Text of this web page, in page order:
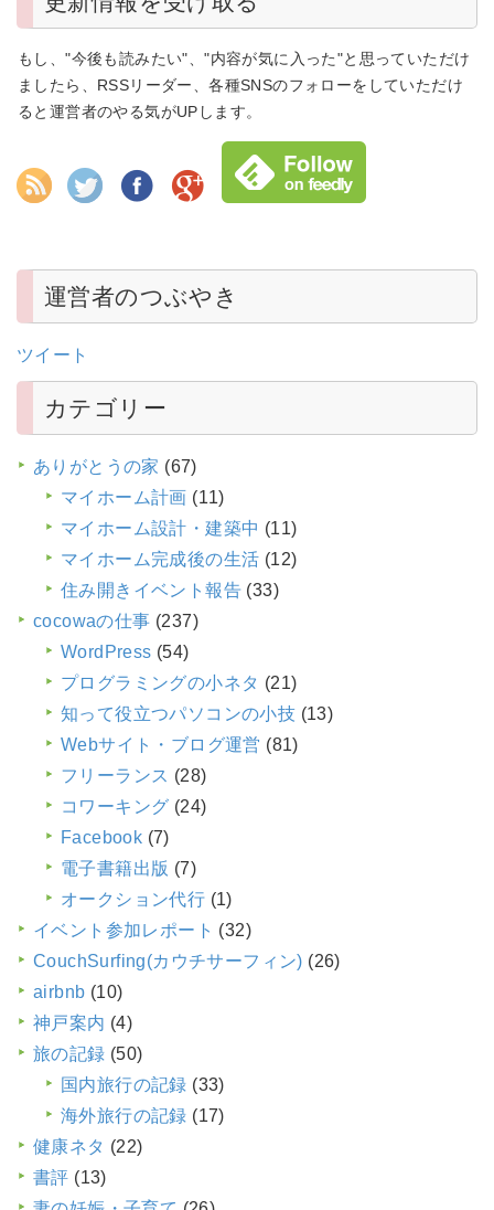
もし、"今後も読みたい"、"内容が気に入った"と思っていただけ
ましたら、RSSリーダー、各種SNSのフォローをしていただけ
ると運営者のやる気がUPします。
運営者のつぶやき
ツイート
カテゴリー
ありがとうの家 (67)
マイホーム計画 (11)
マイホーム設計・建築中 (11)
マイホーム完成後の生活 (12)
住み開きイベント報告 (33)
cocowaの仕事 (237)
WordPress (54)
プログラミングの小ネタ (21)
知って役立つパソコンの小技 (13)
Webサイト・ブログ運営 (81)
フリーランス (28)
コワーキング (24)
Facebook (7)
電子書籍出版 (7)
オークション代行 (1)
イベント参加レポート (32)
CouchSurfing(カウチサーフィン) (26)
airbnb (10)
神戸案内 (4)
旅の記録 (50)
国内旅行の記録 (33)
海外旅行の記録 (17)
健康ネタ (22)
書評 (13)